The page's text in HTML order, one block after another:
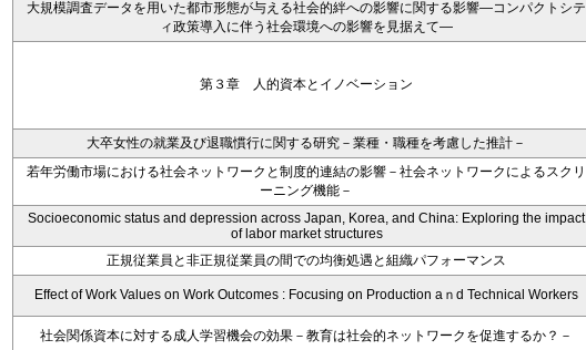
大規模調査データを用いた都市形態が与える社会的絆への影響に関する影響―コンパクトシテ
ィ政策導入に伴う社会環境への影響を見据えて―
第３章 人的資本とイノベーション
大卒女性の就業及び退職慣行に関する研究－業種・職種を考慮した推計－
若年労働市場における社会ネットワークと制度的連結の影響－社会ネットワークによるスクリ
ーニング機能－
Socioeconomic status and depression across Japan, Korea, and China: Exploring the impact
of labor market structures
正規従業員と非正規従業員の間での均衡処遇と組織パフォーマンス
Effect of Work Values on Work Outcomes : Focusing on Production aｎd Technical Workers
社会関係資本に対する成人学習機会の効果－教育は社会的ネットワークを促進するか？－